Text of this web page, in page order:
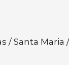
/ Santa Maria